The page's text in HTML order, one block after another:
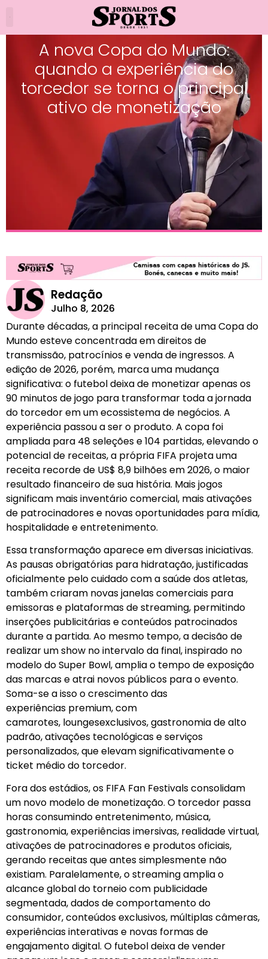
A nova Copa do Mundo:
quando a experiência do
torcedor se torna o principal
ativo de monetização
Redação
Julho 8, 2026
Durante décadas, a principal receita de uma Copa do
Mundo esteve concentrada em direitos de
transmissão, patrocínios e venda de ingressos. A
edição de 2026, porém, marca uma mudança
significativa: o futebol deixa de monetizar apenas os
90 minutos de jogo para transformar toda a jornada
do torcedor em um ecossistema de negócios. A
experiência passou a ser o produto. A copa foi
ampliada para 48 seleções e 104 partidas, elevando o
potencial de receitas, a própria FIFA projeta uma
receita recorde de US$ 8,9 bilhões em 2026, o maior
resultado financeiro de sua história. Mais jogos
significam mais inventário comercial, mais ativações
de patrocinadores e novas oportunidades para mídia,
hospitalidade e entretenimento.
Essa transformação aparece em diversas iniciativas.
As pausas obrigatórias para hidratação, justificadas
oficialmente pelo cuidado com a saúde dos atletas,
também criaram novas janelas comerciais para
emissoras e plataformas de streaming, permitindo
inserções publicitárias e conteúdos patrocinados
durante a partida. Ao mesmo tempo, a decisão de
realizar um show no intervalo da final, inspirado no
modelo do Super Bowl, amplia o tempo de exposição
das marcas e atrai novos públicos para o evento.
Soma-se a isso o crescimento das
experiências premium, com
camarotes, loungesexclusivos, gastronomia de alto
padrão, ativações tecnológicas e serviços
personalizados, que elevam significativamente o
ticket médio do torcedor.
Fora dos estádios, os FIFA Fan Festivals consolidam
um novo modelo de monetização. O torcedor passa
horas consumindo entretenimento, música,
gastronomia, experiências imersivas, realidade virtual,
ativações de patrocinadores e produtos oficiais,
gerando receitas que antes simplesmente não
existiam. Paralelamente, o streaming amplia o
alcance global do torneio com publicidade
segmentada, dados de comportamento do
consumidor, conteúdos exclusivos, múltiplas câmeras,
experiências interativas e novas formas de
engajamento digital. O futebol deixa de vender